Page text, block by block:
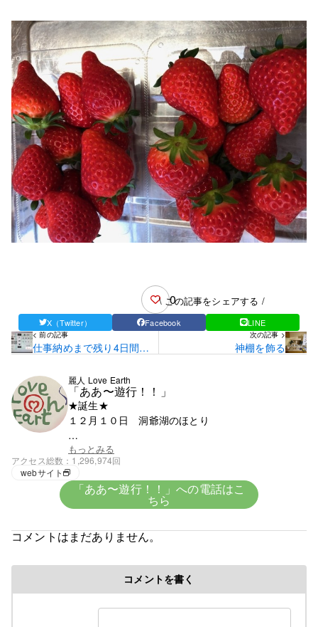
0
\ この記事をシェアする /
X（Twitter） Facebook LINE
< 前の記事
仕事納めまで残り4日間で
次の記事 >
神棚を飾る
麗人 Love Earth
「ああ〜遊行！！」
★誕生★
１２月１０日 洞爺湖のほとり
★血液★
興味がないがＯ型みたい
★趣味★
修行時代＞高校を卒業後千葉県の大友美容室で１０
て修業
もっとみる
アクセス総数
1,296,974回
webサイト
「ああ〜遊行！！」への電話はこ
ちら
コメントはまだありません。
コメントを書く